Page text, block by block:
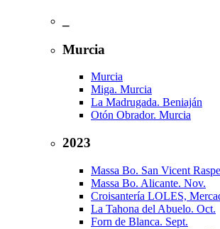
Murcia
Murcia
Miga. Murcia
La Madrugada. Beniaján
Otón Obrador. Murcia
2023
Massa Bo. San Vicent
Massa Bo. Alicante. Nov.
Croisantería LOLES,
La Tahona del Abuelo. Oct.
Forn de Blanca. Sept.